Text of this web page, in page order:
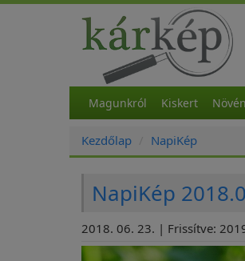
Magunkról Kiskert
Kezdőlap NapiKép
NapiKép
2018. 06. 23. | Frissítve: